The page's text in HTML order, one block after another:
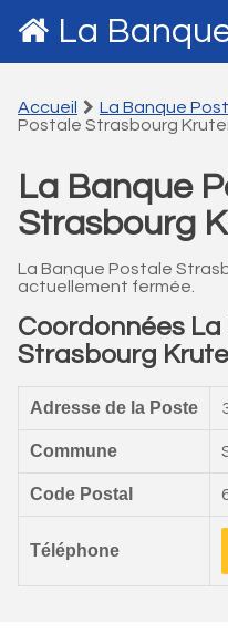
La
Accueil La Banque
Postale Strasbourg
La Banque
Strasbourg
La Banque Postale
actuellement fermée.
Coordonnées
Strasbourg
Adresse de la Poste
Commune
Code Postal
Téléphone